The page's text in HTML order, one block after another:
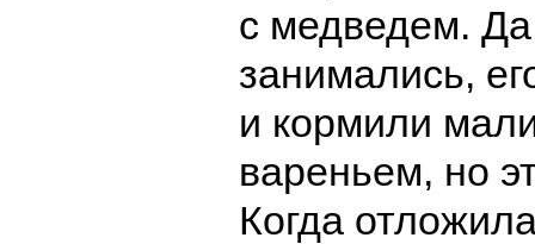
с медведем.
занимались,
и кормили
вареньем, но
Когда